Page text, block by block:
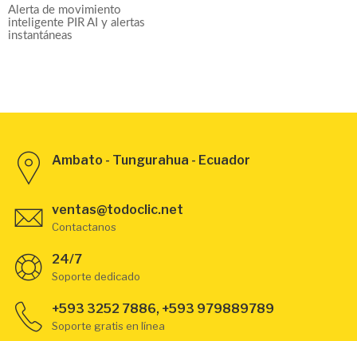
Alerta de movimiento
inteligente PIR AI y alertas
instantáneas
Ambato - Tungurahua - Ecuador
ventas@todoclic.net
Contactanos
24/7
Soporte dedicado
+593 3252 7886, +593 979889789
Soporte gratis en línea